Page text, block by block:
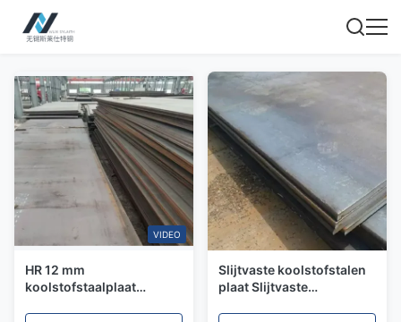
VIDEO
HR 12 mm
koolstofstaalplaat
Slijtvaste koolstofstalen
plaat Slijtvaste